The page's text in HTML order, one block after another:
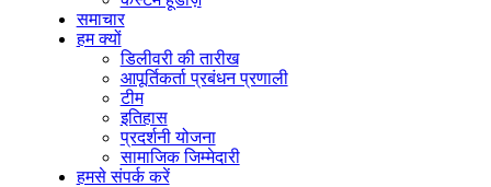
समाचार
हम क्यों
डिलीवरी की तारीख
आपूर्तिकर्ता प्रबंधन प्रणाली
टीम
इतिहास
प्रदर्शनी योजना
सामाजिक जिम्मेदारी
हमसे संपर्क करें